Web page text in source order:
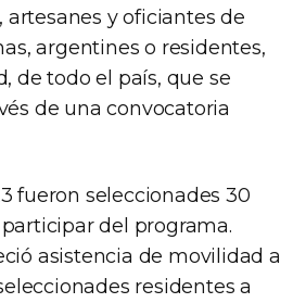
y oficiantes de
argentines o residentes,
de todo el país, que se
de una convocatoria
fueron seleccionades 30
del programa.
asistencia de movilidad a
residentes a